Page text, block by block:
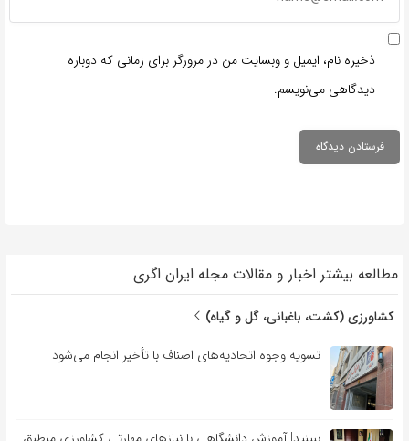
ذخیره نام، ایمیل و وبسایت من در مرورگر برای زمانی که دوباره
دیدگاهی می‌نویسم.
مطالعه بیشتر اخبار و مقالات مجله ایران اگری
کشاورزی (کشت، باغبانی، گل و گیاه)
تسویه وجوه اتحادیه‌های اصناف با تأخیر انجام می‌شود